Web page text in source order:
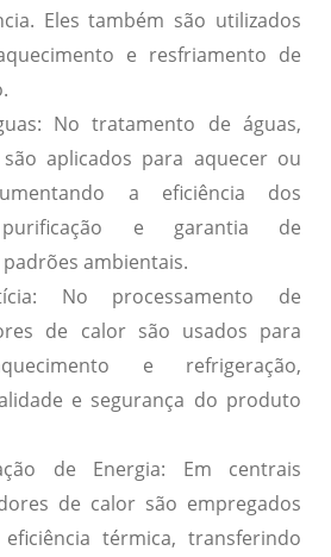
Eles também são utilizados
e resfriamento de
No tratamento de águas,
aplicados para aquecer ou
a eficiência dos
e garantia de
ambientais.
No processamento de
de calor são usados para
e refrigeração,
e segurança do produto
de Energia: Em centrais
de calor são empregados
térmica, transferindo